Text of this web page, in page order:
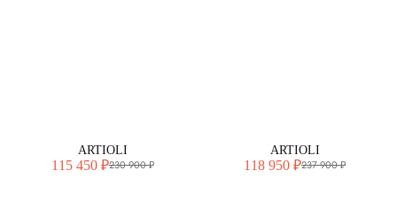
ARTIOLI
115 450 ₽230 900 ₽
ARTIOLI
118 950 ₽237 900 ₽